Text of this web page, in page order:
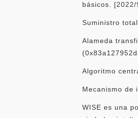
básicos.
Suministro
Alameda
Algoritmo
Mecanismo de
WISE es una